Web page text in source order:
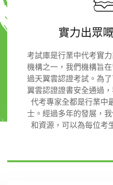
實力出眾
考試庫是行業中代考實
機構之一，我們機構旨
過天翼雲認證考試。為
翼雲認證證書安全通過
代考專家全都是行業中
士。經過多年的發展，
和資源，可以為每位考